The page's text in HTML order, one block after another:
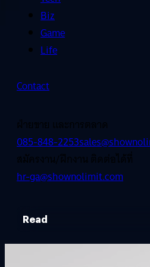
Biz
Game
Life
Contact
ฝ่ายขาย และการตลาด
085-848-2253
สมัครงาน/ฝึกงาน ติดต่อได้ที่
hr-ga@shownolimit.com
Read